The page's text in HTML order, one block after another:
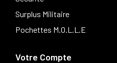
Surplus Militaire
Pochettes M.O.L.L.E
Votre Compte